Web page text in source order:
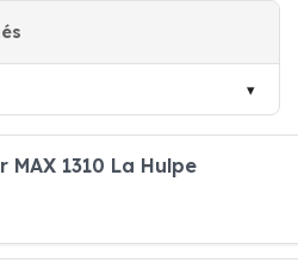
1310 La Hulpe